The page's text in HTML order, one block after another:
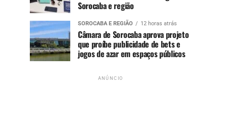
Sorocaba e região
SOROCABA E REGIÃO 12 horas atrás
Câmara de Sorocaba aprova projeto
que proíbe publicidade de bets e
jogos de azar em espaços públicos
ANÚNCIO